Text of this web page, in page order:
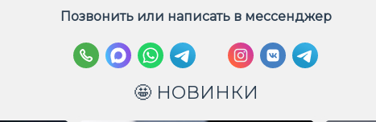
Позвонить или написать в мессенджер
🤩 НОВИНКИ